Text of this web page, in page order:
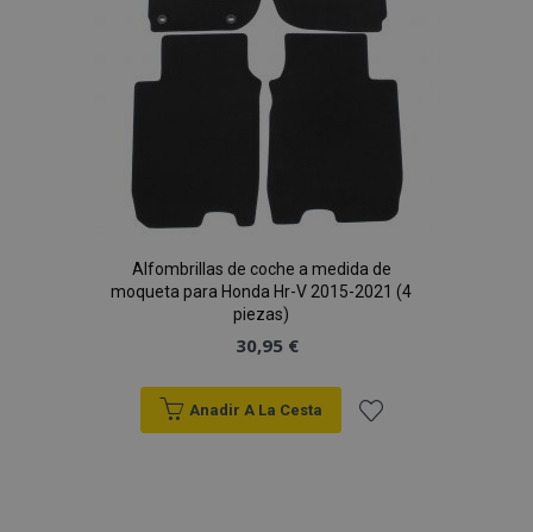
Deseos
Alfombrillas de coche a medida de
moqueta para Honda Hr-V 2015-2021 (4
piezas)
30,95 €
Anadir A La Cesta